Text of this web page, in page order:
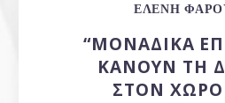
ΕΛΈΝΗ
“ΜΟΝΑΔΙΚΆ
ΚΆΝΟΥΝ ΤΗ
ΣΤΟΝ